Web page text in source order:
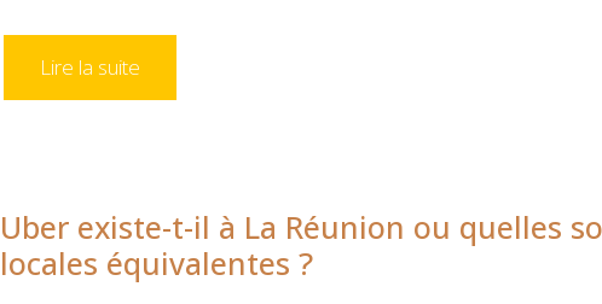
Lire la suite
Uber existe-t-il à La Réunion ou quelles
locales équivalentes ?